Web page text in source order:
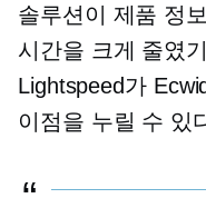
솔루션이 제품 정
시간을 크게 줄였
Lightspeed가
이점을 누릴 수 있